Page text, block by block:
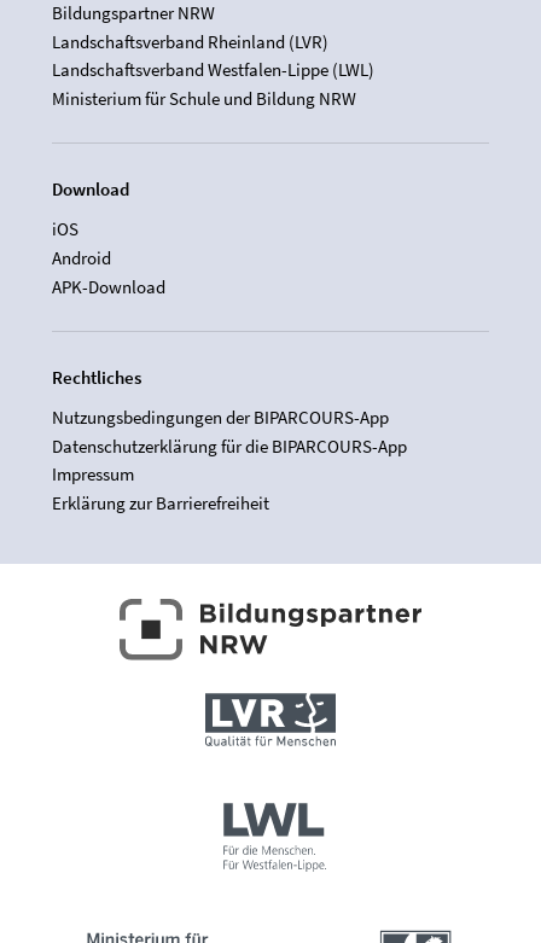
Bildungspartner NRW
Landschaftsverband Rheinland (LVR)
Landschaftsverband Westfalen-Lippe (LWL)
Ministerium für Schule und Bildung NRW
Download
iOS
Android
APK-Download
Rechtliches
Nutzungsbedingungen der BIPARCOURS-App
Datenschutzerklärung für die BIPARCOURS-App
Impressum
Erklärung zur Barrierefreiheit